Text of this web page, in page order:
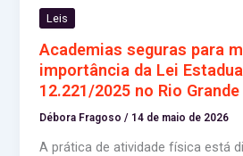
Leis
Academias seguras para
importância da Lei
12.221/2025 no Rio
Débora Fragoso/ 14 de maio de 2026
A prática de atividade física está